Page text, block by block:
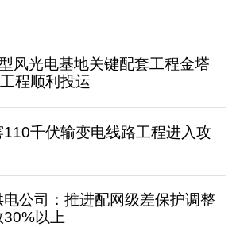
风光电基地关键配套工程金塔
程顺利投运
千伏输变电线路工程进入攻
电公司：推进配网级差保护调整
30%以上